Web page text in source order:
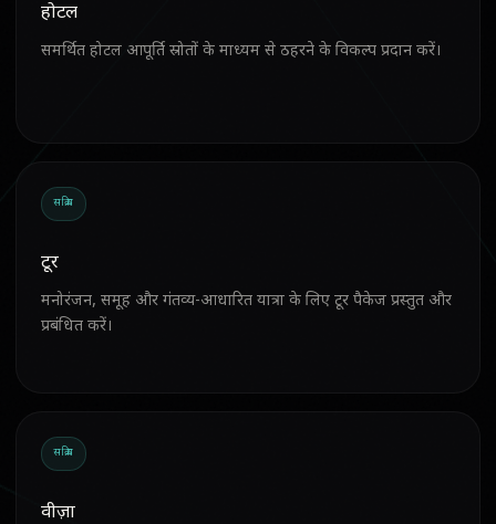
होटल
समर्थित होटल आपूर्ति स्रोतों के माध्यम से ठहरने के विकल्प प्रदान करें।
सक्रिय
टूर
मनोरंजन, समूह और गंतव्य-आधारित यात्रा के लिए टूर पैकेज प्रस्तुत और
प्रबंधित करें।
सक्रिय
वीज़ा